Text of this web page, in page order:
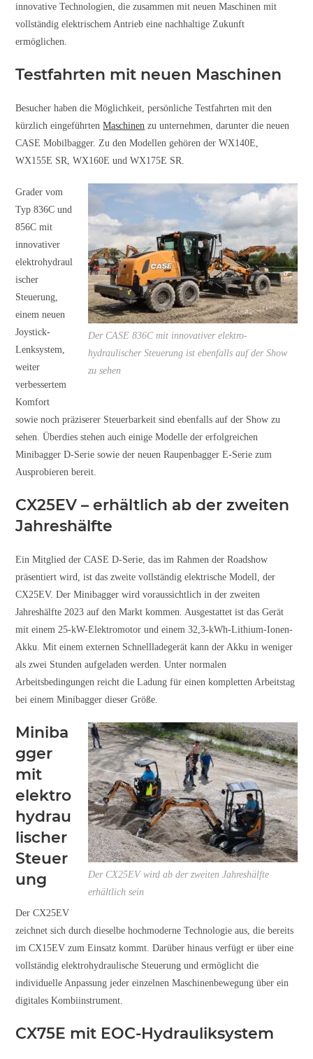
innovative Technologien, die zusammen mit neuen Maschinen mit
vollständig elektrischem Antrieb eine nachhaltige Zukunft
ermöglichen.
Testfahrten mit neuen Maschinen
Besucher haben die Möglichkeit, persönliche Testfahrten mit den
kürzlich eingeführtenMaschinen zu unternehmen, darunter die neuen
CASE Mobilbagger. Zu den Modellen gehören der WX140E,
WX155E SR, WX160E und WX175E SR.
Der CASE 836C mit innovativer elektro-
hydraulischer Steuerung ist ebenfalls auf der Show
zu sehen
Grader vom
Typ 836C und
856C mit
innovativer
elektrohydraul
ischer
Steuerung,
einem neuen
Joystick-
Lenksystem,
weiter
verbessertem
Komfort
sowie noch präziserer Steuerbarkeit sind ebenfalls auf der Show zu
sehen. Überdies stehen auch einige Modelle der erfolgreichen
Minibagger D-Serie sowie der neuen Raupenbagger E-Serie zum
Ausprobieren bereit.
CX25EV – erhältlich ab der zweiten
Jahreshälfte
Ein Mitglied der CASE D-Serie, das im Rahmen der Roadshow
präsentiert wird, ist das zweite vollständig elektrische Modell, der
CX25EV. Der Minibagger wird voraussichtlich in der zweiten
Jahreshälfte 2023 auf den Markt kommen. Ausgestattet ist das Gerät
mit einem 25-kW-Elektromotor und einem 32,3-kWh-Lithium-Ionen-
Akku. Mit einem externen Schnellladegerät kann der Akku in weniger
als zwei Stunden aufgeladen werden. Unter normalen
Arbeitsbedingungen reicht die Ladung für einen kompletten Arbeitstag
bei einem Minibagger dieser Größe.
Der CX25EV wird ab der zweiten Jahreshälfte
erhältlich sein
Miniba
gger
mit
elektro
hydrau
lischer
Steuer
ung
Der CX25EV
zeichnet sich durch dieselbe hochmoderne Technologie aus, die bereits
im CX15EV zum Einsatz kommt. Darüber hinaus verfügt er über eine
vollständig elektrohydraulische Steuerung und ermöglicht die
individuelle Anpassung jeder einzelnen Maschinenbewegung über ein
digitales Kombiinstrument.
CX75E mit EOC-Hydrauliksystem